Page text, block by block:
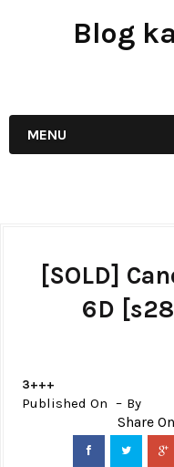
Blog
MENU
[SOLD]
6D
3+++
Published On By